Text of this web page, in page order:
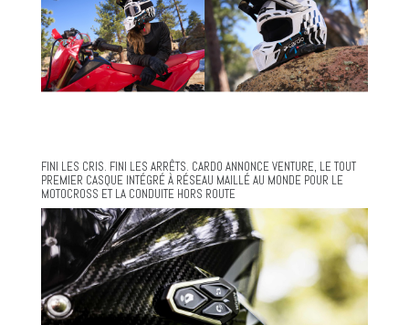
FINI LES CRIS. FINI LES ARRÊTS. CARDO ANNONCE VENTURE, LE TOUT
PREMIER CASQUE INTÉGRÉ À RÉSEAU MAILLÉ AU MONDE POUR LE
MOTOCROSS ET LA CONDUITE HORS ROUTE